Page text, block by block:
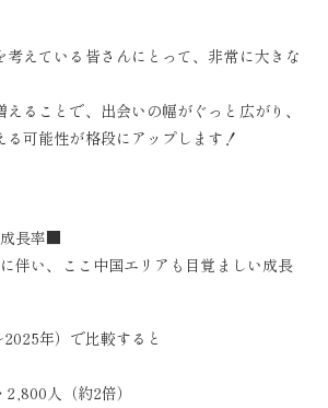
考えている皆さんにとって、非常に大きな
ることで、出会いの幅がぐっと広がり、
可能性が格段にアップします！
長率■
伴い、ここ中国エリアも目覚ましい成長
年）で比較すると
人（約2倍）